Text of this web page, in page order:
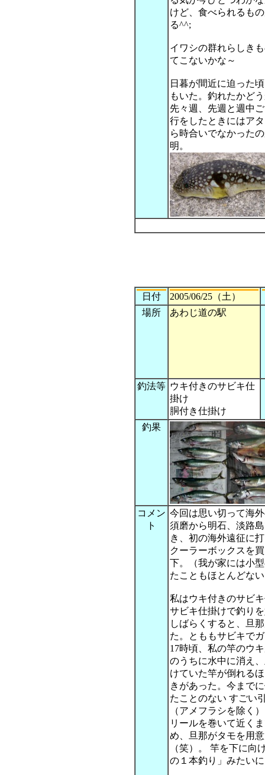
けど、食べられるも
る^^;
イワシの群れらしき
てこないかな～
日暮が間近に迫った
もいた。釣れたかど
先々週、先週と週中
行をしたときにはア
ら時合いでなかった
明。
日付
2005/06/25（土）
場所
あわじ道の駅
釣法等 ウキ付きのサビキ仕
掛け
胴付き仕掛け
釣果
コメン
ト
今回は思い切って海
須磨から明石、淡路
き、初の海外遠征に
クーラーボックスを
下。（我が家には小
たこともほとんどな
私はウキ付きのサビ
サビキ仕掛けで釣り
しばらくすると、旦
た。とももサビキで
17時頃、私の竿のウ
のうちに水中に消え
けていた竿が倒れる
きがあった。今まで
たことのない すごい
（アメフラシを除く）
リールを巻いて近く
め、旦那がタモを用
（笑）。 竿を下に向
の１本釣り」みたい